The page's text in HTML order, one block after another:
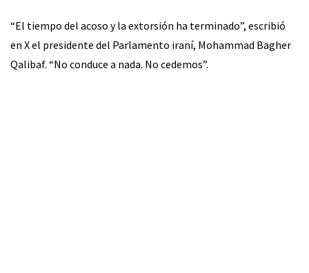
“El tiempo del acoso y la extorsión ha terminado”, escribió
en X el presidente del Parlamento iraní, Mohammad Bagher
Qalibaf. “No conduce a nada. No cedemos”.